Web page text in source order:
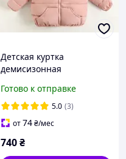
Детская куртка
демисизонная
Готово к отправке
5.0 (3)
от74₴/мес
740₴